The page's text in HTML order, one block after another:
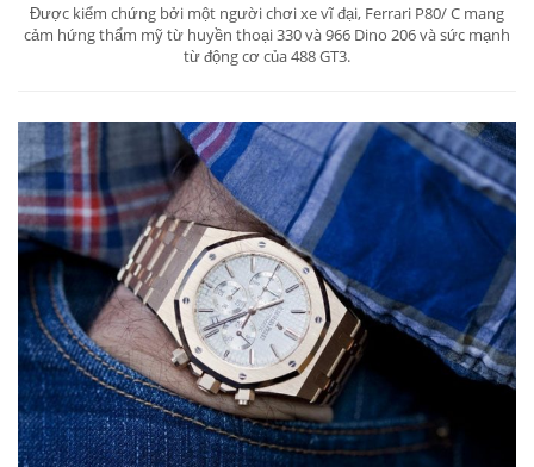
Được kiểm chứng bởi một người chơi xe vĩ đại, Ferrari P80/ C mang
cảm hứng thẩm mỹ từ huyền thoại 330 và 966 Dino 206 và sức mạnh
từ động cơ của 488 GT3.